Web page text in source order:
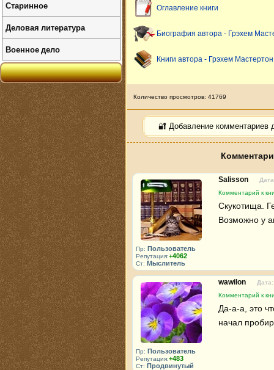
Оглавление книги
Биография автора - Грэхем
Книги автора - Грэхем Мастертон
Количество просмотров: 41769
🔐 Добавление комментариев
Пр: Пользователь
Репутация:+4062
Ст: Мыслитель
Salisson
Комментарий к
Скукотища.
Возможно у
Пр: Пользователь
Репутация:+483
Ст: Продвинутый
wawilon
Комментарий к
Да-а-а, это
начал
Старинное
Деловая литература
Военное дело